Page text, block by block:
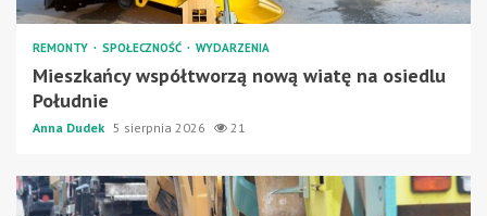
REMONTY SPOŁECZNOŚĆ WYDARZENIA
Mieszkańcy współtworzą nową wiatę na osiedlu
Południe
Anna Dudek 5 sierpnia 2026 21